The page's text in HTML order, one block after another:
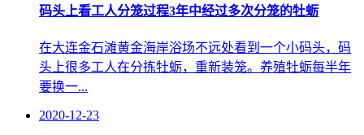
码头上看工人分笼过程3年中经过多次分笼的牡蛎
在大连金石滩黄金海岸浴场不远处看到一个小码头，码
头上很多工人在分拣牡蛎，重新装笼。养殖牡蛎每半年
要换一...
2020-12-23